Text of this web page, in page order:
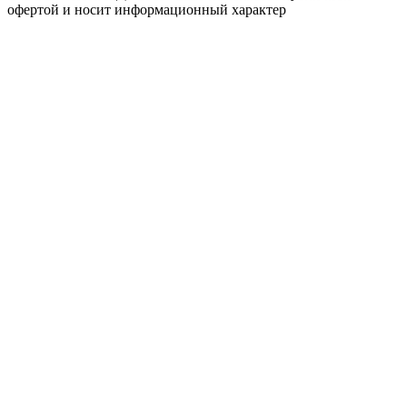
офертой и носит информационный характер